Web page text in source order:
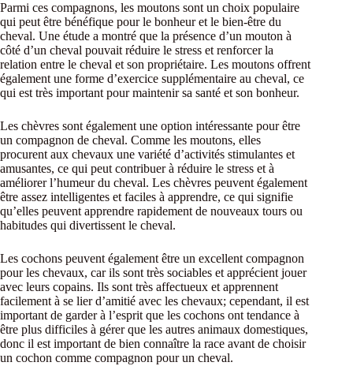
Parmi ces compagnons, les moutons sont un choix populaire
qui peut être bénéfique pour le bonheur et le bien-être du
cheval. Une étude a montré que la présence d’un mouton à
côté d’un cheval pouvait réduire le stress et renforcer la
relation entre le cheval et son propriétaire. Les moutons offrent
également une forme d’exercice supplémentaire au cheval, ce
qui est très important pour maintenir sa santé et son bonheur.
Les chèvres sont également une option intéressante pour être
un compagnon de cheval. Comme les moutons, elles
procurent aux chevaux une variété d’activités stimulantes et
amusantes, ce qui peut contribuer à réduire le stress et à
améliorer l’humeur du cheval. Les chèvres peuvent également
être assez intelligentes et faciles à apprendre, ce qui signifie
qu’elles peuvent apprendre rapidement de nouveaux tours ou
habitudes qui divertissent le cheval.
Les cochons peuvent également être un excellent compagnon
pour les chevaux, car ils sont très sociables et apprécient jouer
avec leurs copains. Ils sont très affectueux et apprennent
facilement à se lier d’amitié avec les chevaux; cependant, il est
important de garder à l’esprit que les cochons ont tendance à
être plus difficiles à gérer que les autres animaux domestiques,
donc il est important de bien connaître la race avant de choisir
un cochon comme compagnon pour un cheval.